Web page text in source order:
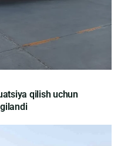
qilish uchun